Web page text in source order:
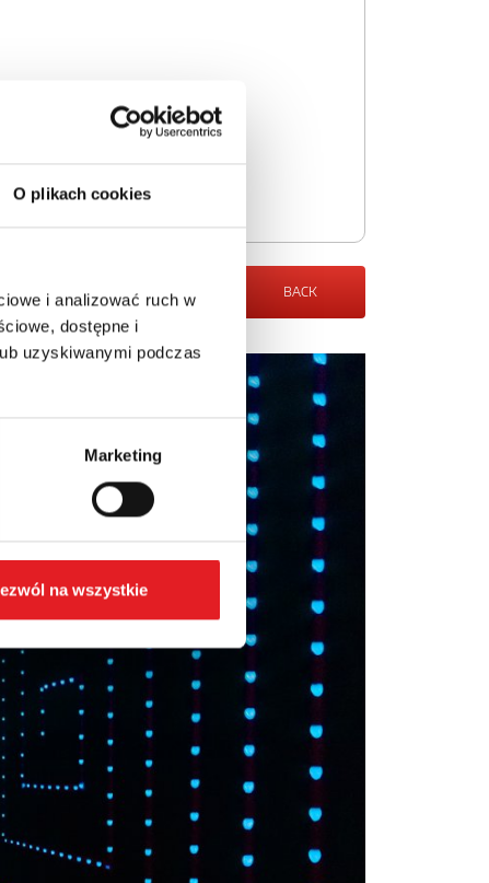
O plikach cookies
i analizować ruch w
dostępne i
uzyskiwanymi podczas
Marketing
na wszystkie
BACK